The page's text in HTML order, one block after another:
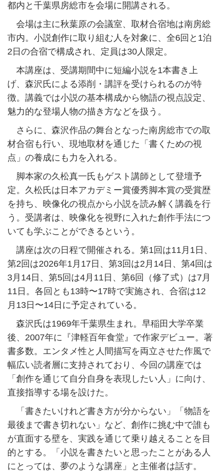
都内と千葉県房総市を会場に開講される。
会場は主に秋葉原の会議室、取材合宿地は南房総
市内。小説創作に取り組む人を対象に、全6回と1泊
2日の合宿で構成され、定員は30人限定。
本講座は、受講期間中に短編小説を1本書き上
げ、森沢氏による添削・講評を受けられるのが特
徴。講義では小説の基本構成から物語の視点設定、
魅力的な登場人物の描き方などを扱う。
さらに、森沢作品の舞台となった南房総市での取
材合宿も行い、現地取材を通じた「書くための視
点」の養成にも力を入れる。
脚本家の久松真一氏もゲスト講師として登壇予
定。久松氏は日本アカデミー賞優秀脚本賞の受賞歴
を持ち、映像化の視点から小説を読み解く講義を行
う。受講者は、映像化を視野に入れた創作手法につ
いても学ぶことができるという。
講座は次の日程で開催される。第1回は11月1日、
第2回は2026年1月17日、第3回は2月14日、第4回は
3月14日、第5回は4月11日、第6回（修了式）は7月
11日。各回とも13時〜17時で実施され、合宿は12
月13日〜14日に予定されている。
森沢氏は1969年千葉県生まれ。早稲田大学卒業
後、2007年に『津軽百年食堂』で作家デビュー。著
書多数。エンタメ性と人間描写を両立させた作風で
幅広い読者層に支持されており、今回の講座では
「創作を通じて自分自身を表現したい人」に向け、
直接指導する場を設けた。
「書きたいけれど書き方が分からない」「物語を
最後まで書き切れない」など、創作に挑む中で誰も
が直面する壁を、実践を通じて乗り越えることを目
的とする。「小説を書きたいと思ったことがある人
にとっては、夢のような講座」と主催者は話す。